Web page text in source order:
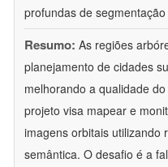
profundas de
Resumo: As regiões
planejamento de cidades
melhorando a qualidade
projeto visa mapear e
imagens orbitais utilizando
semântica. O desafio é a